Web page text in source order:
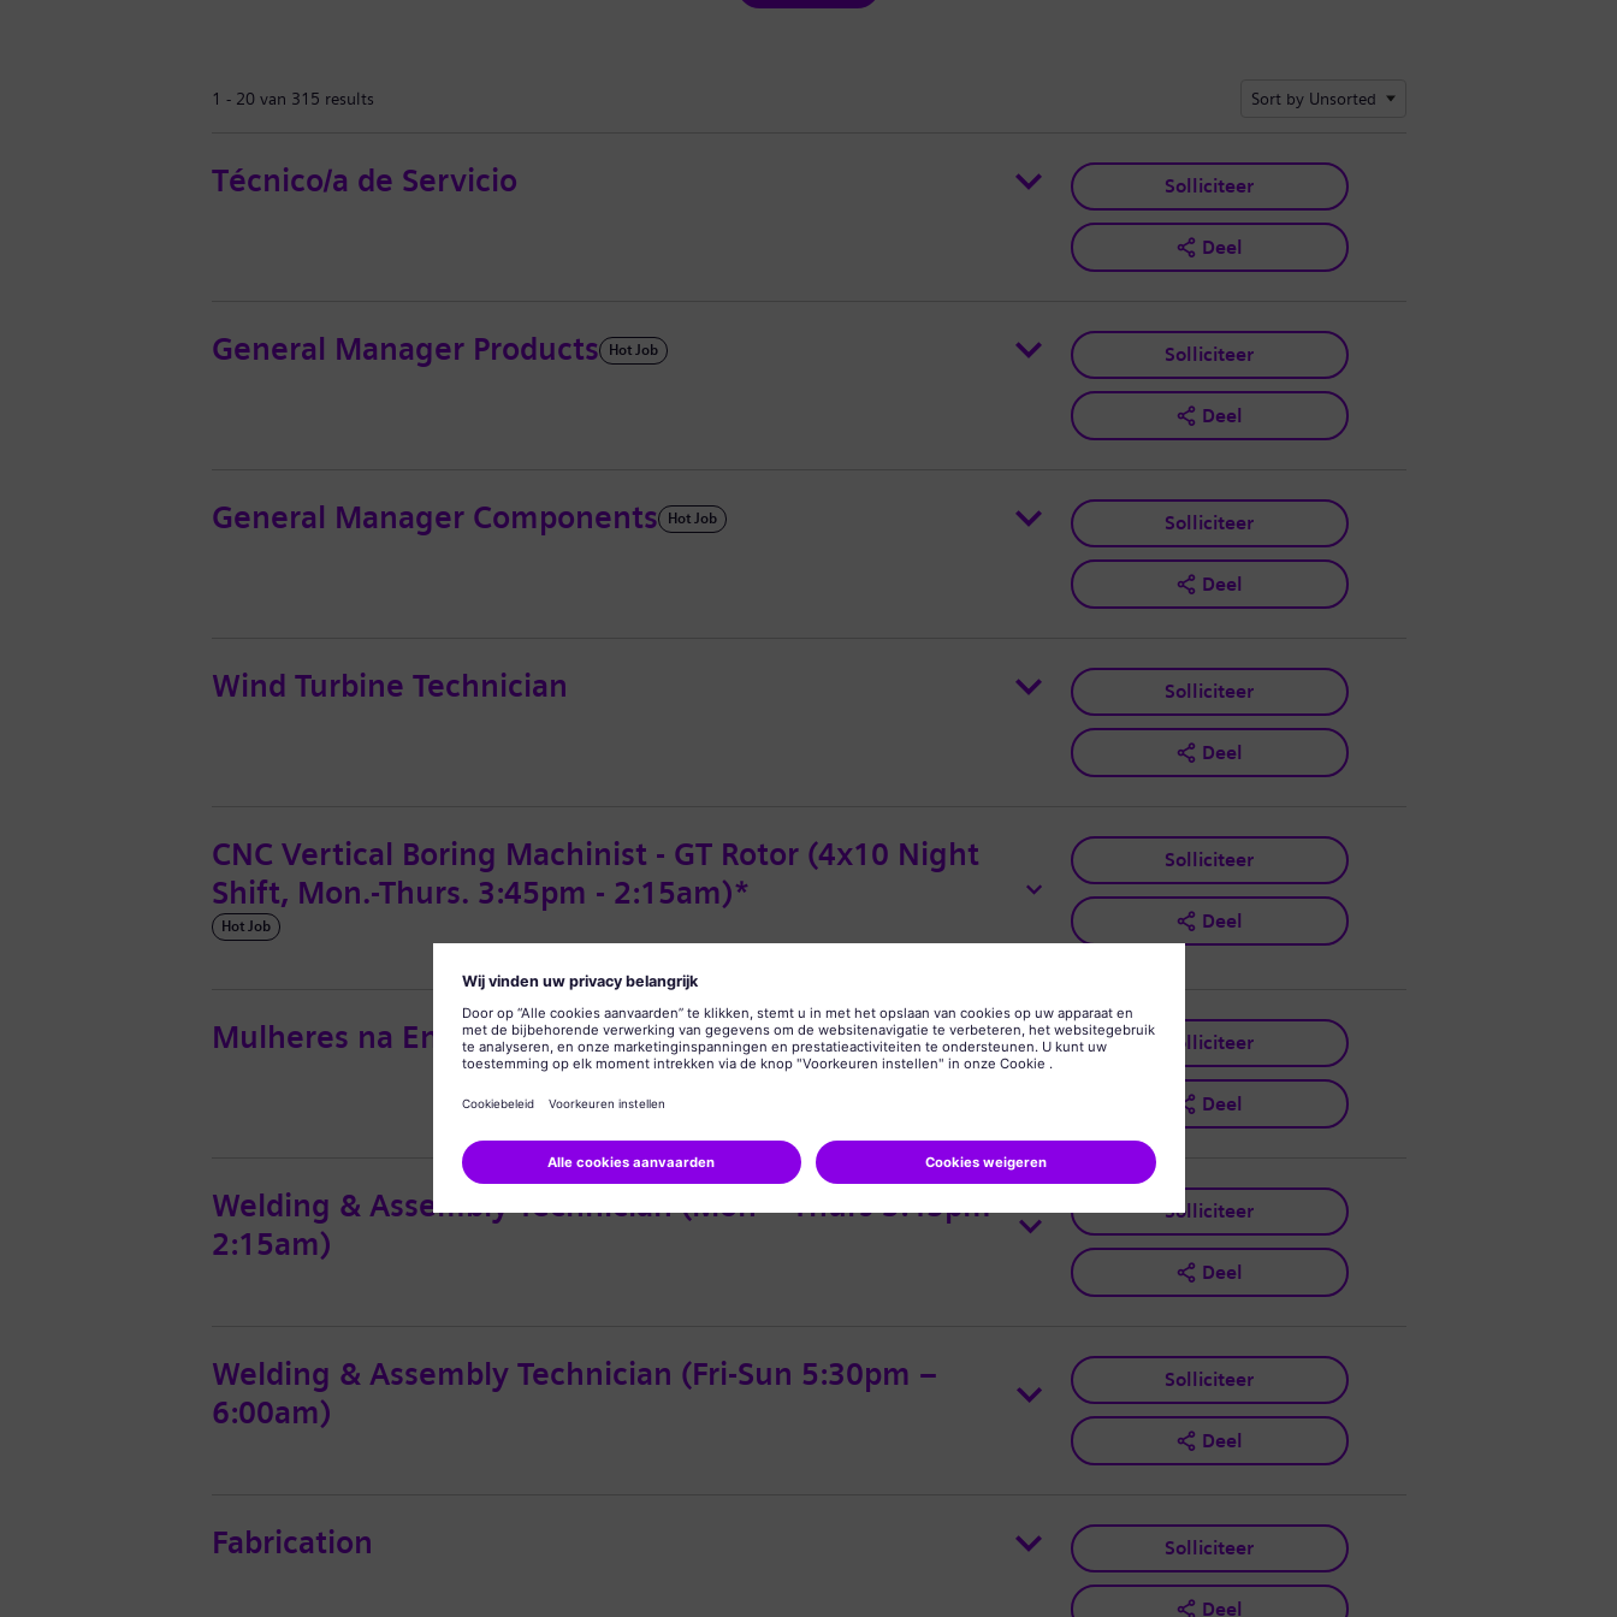
1 - 20 van 315 results Sort by Unsorted
Técnico/a de Servicio Solliciteer
Deel
General Manager Products Hot Job Solliciteer
Deel
General Manager Components Hot Job Solliciteer
Deel
Wind Turbine Technician Solliciteer
Deel
CNC Vertical Boring Machinist - GT Rotor (4x10 Night
Shift, Mon.-Thurs. 3:45pm - 2:15am)*
Hot Job
Solliciteer
Deel
Mulheres na Engenharia - SWE Solliciteer
Deel
Welding & Assembly Technician (Mon – Thurs 3:45pm –
2:15am)
Solliciteer
Deel
Welding & Assembly Technician (Fri-Sun 5:30pm –
6:00am)
Solliciteer
Deel
Fabrication Solliciteer
Deel